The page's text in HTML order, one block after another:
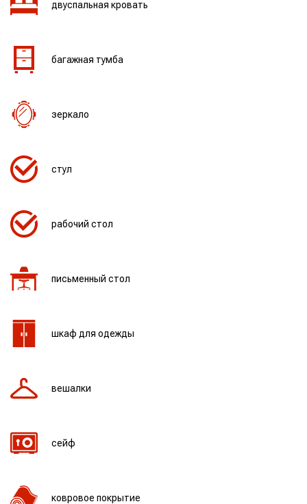
двуспальная кровать
багажная тумба
зеркало
стул
рабочий стол
письменный стол
шкаф для одежды
вешалки
сейф
ковровое покрытие